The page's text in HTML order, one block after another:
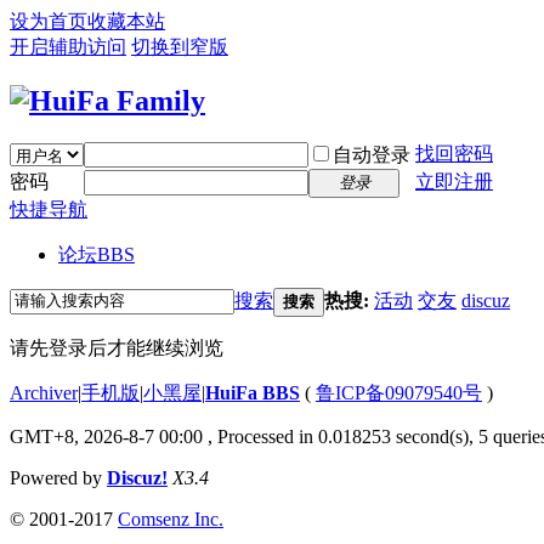
设为首页收藏本站
开启辅助访问 切换到窄版
自动登录 找回密码
密码
登录
立即注册
快捷导航
论坛BBS
搜索 搜索 热搜: 活动 交友 discuz
请先登录后才能继续浏览
Archiver|手机版|小黑屋|HuiFa BBS ( 鲁ICP备09079540号 )
GMT+8, 2026-8-7 00:00 , Processed in 0.018253 second(s), 5
Powered by Discuz! X3.4
© 2001-2017 Comsenz Inc.